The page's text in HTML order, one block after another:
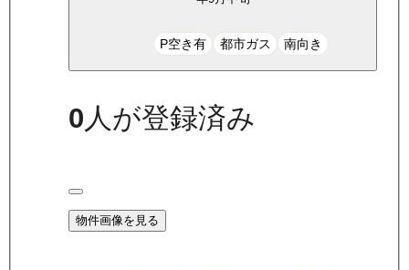
P空き有 都市ガス 南向き
0 人が登録済み
物件画像を見る